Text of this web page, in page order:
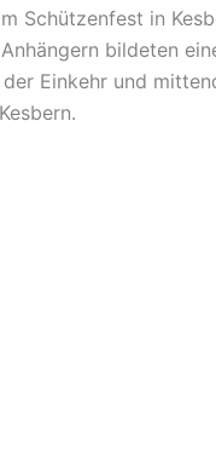
Schützenfest in
bildeten
Einkehr und